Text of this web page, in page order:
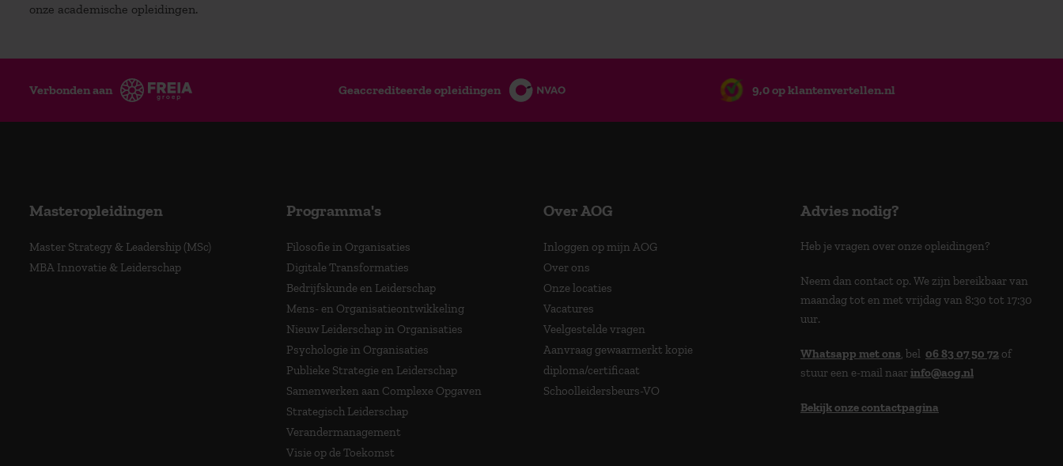
onze academische opleidingen.
Verbonden aan Geaccrediteerde opleidingen 9,0 op klantenvertellen.nl
Masteropleidingen
Master Strategy & Leadership (MSc)
MBA Innovatie & Leiderschap
Programma's
Filosofie in Organisaties
Digitale Transformaties
Bedrijfskunde en Leiderschap
Mens- en Organisatieontwikkeling
Nieuw Leiderschap in Organisaties
Psychologie in Organisaties
Publieke Strategie en Leiderschap
Samenwerken aan Complexe Opgaven
Strategisch Leiderschap
Verandermanagement
Visie op de Toekomst
Over AOG
Inloggen op mijn AOG
Over ons
Onze locaties
Vacatures
Veelgestelde vragen
Aanvraag gewaarmerkt kopie
diploma/certificaat
Schoolleidersbeurs-VO
Advies nodig?
Heb je vragen over onze opleidingen?
Neem dan contact op. We zijn bereikbaar van
maandag tot en met vrijdag van 8:30 tot 17:30
uur.
Whatsapp met ons , bel 06 83 07 50 72 of
stuur een e-mail naarinfo@aog.nl
Bekijk onze contactpagina